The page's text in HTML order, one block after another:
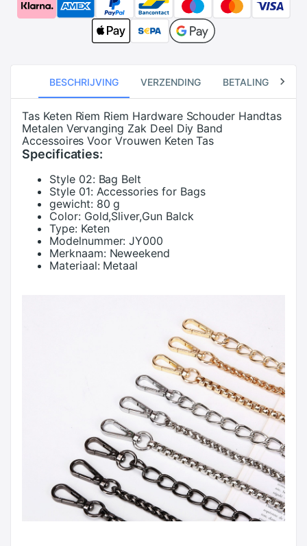
BESCHRIJVING VERZENDING BETALING
Tas Keten Riem Riem Hardware Schouder Handtas
Metalen Vervanging Zak Deel Diy Band
Accessoires Voor Vrouwen Keten Tas
Specificaties:
Style 02: Bag Belt
Style 01: Accessories for Bags
gewicht: 80 g
Color: Gold,Sliver,Gun Balck
Type: Keten
Modelnummer: JY000
Merknaam: Neweekend
Materiaal: Metaal